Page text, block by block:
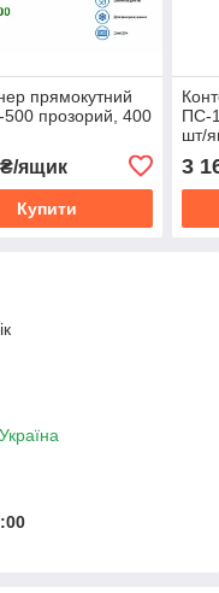
прямокутний
прозорий, 400
ящик
Купити
ПС-
шт/
3